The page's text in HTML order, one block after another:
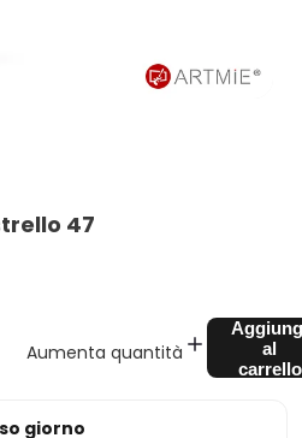
47
Aumenta quantità
al
carrello
giorno